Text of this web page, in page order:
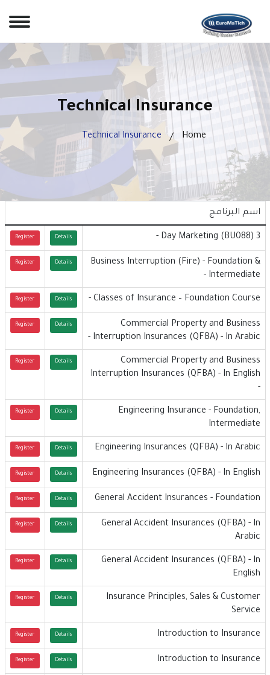
Technical Insurance
Home
Technical Insurance
اسم البرنامج
3 (Day Marketing (BU088 -
Details
Register
Business Interruption (Fire) - Foundation &
Intermediate -
Details
Register
Classes of Insurance – Foundation Course -
Details
Register
Commercial Property and Business
Interruption Insurances (QFBA) - In Arabic -
Details
Register
Commercial Property and Business
Interruption Insurances (QFBA) - In English
-
Details
Register
Engineering Insurance - Foundation,
Intermediate
Details
Register
Engineering Insurances (QFBA) - In Arabic
Details
Register
Engineering Insurances (QFBA) - In English
Details
Register
General Accident Insurances - Foundation
Details
Register
General Accident Insurances (QFBA) - In
Arabic
Details
Register
General Accident Insurances (QFBA) - In
English
Details
Register
Insurance Principles, Sales & Customer
Service
Details
Register
Introduction to Insurance
Details
Register
Introduction to Insurance
Details
Register